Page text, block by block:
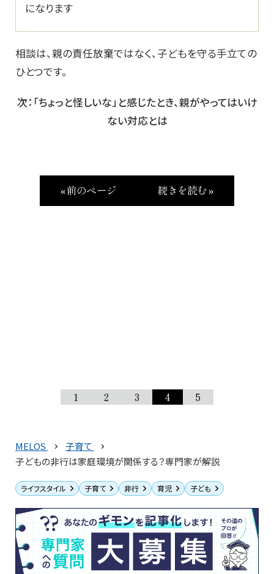
になります
相談は、親の責任放棄ではなく、子どもを守る手立ての
ひとつです。
次：「ちょっと怪しいな」と感じたとき、親がやってはいけ
ない対応とは
« 前のページ 続きを読む »
1 2 3 4 5
MELOS
子育て
子どもの非行は家庭環境が関係する？専門家が解説
ライフスタイル 子育て 非行 育児 子ども